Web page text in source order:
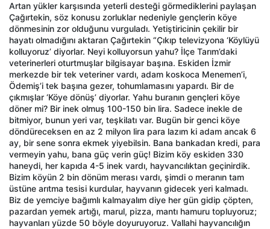
Artan yükler karşısında yeterli desteği görmediklerini paylaşan
Çağırtekin, söz konusu zorluklar nedeniyle gençlerin köye
dönmesinin zor olduğunu vurguladı. Yetiştiricinin çekilir bir
hayatı olmadığını aktaran Çağırtekin “Çıkıp televizyona ‘Köylüyü
kolluyoruz’ diyorlar. Neyi kolluyorsun yahu? İlçe Tarım’daki
veterinerleri oturtmuşlar bilgisayar başına. Eskiden İzmir
merkezde bir tek veteriner vardı, adam koskoca Menemen’i,
Ödemiş’i tek başına gezer, tohumlamasını yapardı. Bir de
çıkmışlar ‘Köye dönüş’ diyorlar. Yahu buranın gençleri köye
döner mi? Bir inek olmuş 100-150 bin lira. Sadece inekle de
bitmiyor, bunun yeri var, teşkilatı var. Bugün bir genci köye
döndüreceksen en az 2 milyon lira para lazım ki adam ancak 6
ay, bir sene sonra ekmek yiyebilsin. Bana bankadan kredi, para
vermeyin yahu, bana güç verin güç! Bizim köy eskiden 330
haneydi, her kapıda 4-5 inek vardı, hayvancılıktan geçinirdik.
Bizim köyün 2 bin dönüm merası vardı, şimdi o meranın tam
üstüne arıtma tesisi kurdular, hayvanın gidecek yeri kalmadı.
Biz de yemciye bağımlı kalmayalım diye her gün gidip çöpten,
pazardan yemek artığı, marul, pizza, mantı hamuru topluyoruz;
hayvanları yüzde 50 böyle doyuruyoruz. Vallahi hayvancılığın